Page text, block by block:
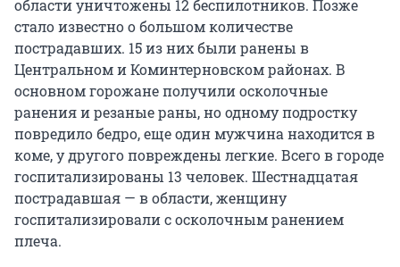
области уничтожены 12 беспилотников. Позже
стало известно о большом количестве
пострадавших. 15 из них были ранены в
Центральном и Коминтерновском районах. В
основном горожане получили осколочные
ранения и резаные раны, но одному подростку
повредило бедро, еще один мужчина находится в
коме, у другого повреждены легкие. Всего в городе
госпитализированы 13 человек. Шестнадцатая
пострадавшая — в области, женщину
госпитализировали с осколочным ранением
плеча.